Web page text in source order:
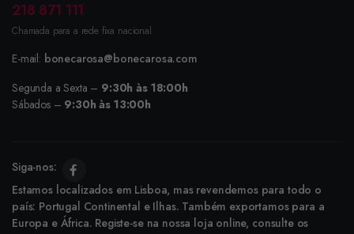
218 871 111
Chamada para a rede fixa nacional
E-mail: bonecarosa@bonecarosa.com
Segunda a Sexta – 9:30h às 18:00h
Sábados – 9:30h às 13:00h
Siga-nos:
Estamos localizados em Lisboa, mas revendemos para todo o
país: Portugal Continental e Ilhas. Também exportamos para a
Europa e África. Registe-se na nossa loja online, consulte os